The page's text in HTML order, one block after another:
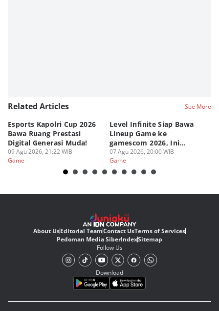
Related Articles See More
Esports Kapolri Cup 2026
Bawa Ruang Prestasi
Digital Generasi Muda!
09 Agu 2026, 21:22 WIB
Game
Level Infinite Siap Bawa
Lineup Game ke
gamescom 2026, Ini
Judulnya!
07 Agu 2026, 20:00 WIB
Game
About UsEditorial TeamContact UsTerms of Services
Pedoman Media SiberIndexSitemap
Follow Us
Download